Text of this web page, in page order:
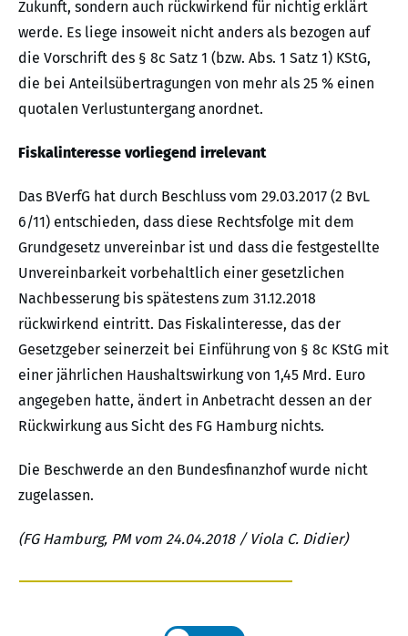
Zukunft, sondern auch rückwirkend für nichtig erklärt
werde. Es liege insoweit nicht anders als bezogen auf
die Vorschrift des § 8c Satz 1 (bzw. Abs. 1 Satz 1) KStG,
die bei Anteilsübertragungen von mehr als 25 % einen
quotalen Verlustuntergang anordnet.
Fiskalinteresse vorliegend irrelevant
Das BVerfG hat durch Beschluss vom 29.03.2017 (2 BvL
6/11) entschieden, dass diese Rechtsfolge mit dem
Grundgesetz unvereinbar ist und dass die festgestellte
Unvereinbarkeit vorbehaltlich einer gesetzlichen
Nachbesserung bis spätestens zum 31.12.2018
rückwirkend eintritt. Das Fiskalinteresse, das der
Gesetzgeber seinerzeit bei Einführung von § 8c KStG mit
einer jährlichen Haushaltswirkung von 1,45 Mrd. Euro
angegeben hatte, ändert in Anbetracht dessen an der
Rückwirkung aus Sicht des FG Hamburg nichts.
Die Beschwerde an den Bundesfinanzhof wurde nicht
zugelassen.
(FG Hamburg, PM vom 24.04.2018 / Viola C. Didier)